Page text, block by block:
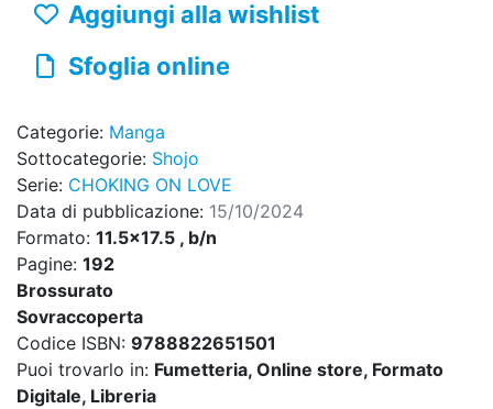
Aggiungi alla wishlist
Sfoglia online
Categorie: Manga
Sottocategorie: Shojo
Serie: CHOKING ON LOVE
Data di pubblicazione: 15/10/2024
Formato: 11.5x17.5 , b/n
Pagine: 192
Brossurato
Sovraccoperta
Codice ISBN: 9788822651501
Puoi trovarlo in: Fumetteria, Online store, Formato
Digitale, Libreria